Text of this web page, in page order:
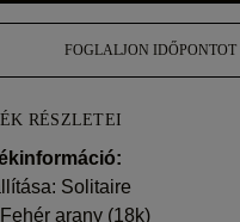
FOGLALJON IDŐPONTOT
RÉSZLETEI
Solitaire
Fehér arany (18k)